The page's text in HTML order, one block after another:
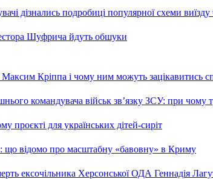
дізнались подробиці популярної схеми виїзду
Шуфрича йдуть обшуки
Кріппа і чому ним можуть зацікавитись
командувача військ зв’язку ЗСУ: при чому
проєкті для українських дітей-сиріт
що відомо про масштабну «бавовну» в Криму
ексочільника Херсонської ОДА Геннадія